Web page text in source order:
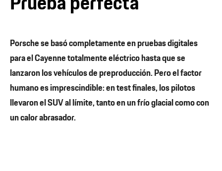
Porsche se basó completamente en pruebas digitales
para el Cayenne totalmente eléctrico hasta que se
lanzaron los vehículos de preproducción. Pero el factor
humano es imprescindible: en test finales, los pilotos
llevaron el SUV al límite, tanto en un frío glacial como con
un calor abrasador.